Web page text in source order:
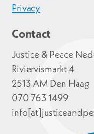
Privacy
Contact
Justice & Peace
Riviervismarkt 4
2513 AM Den Haag
070 763 1499